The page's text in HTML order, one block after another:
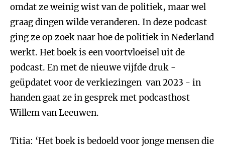
omdat ze weinig wist van de politiek, maar wel
graag dingen wilde veranderen. In deze podcast
ging ze op zoek naar hoe de politiek in Nederland
werkt. Het boek is een voortvloeisel uit de
podcast. En met de nieuwe vijfde druk -
geüpdatet voor de verkiezingen van 2023 - in
handen gaat ze in gesprek met podcasthost
Willem van Leeuwen.
Titia: ‘Het boek is bedoeld voor jonge mensen die